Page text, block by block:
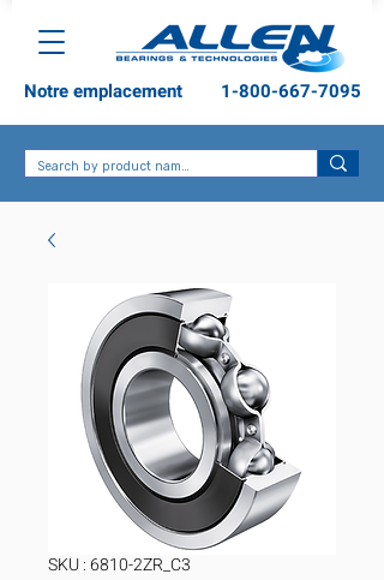
1-800-667-7095
Notre emplacement
SKU : 6810-2ZR_C3